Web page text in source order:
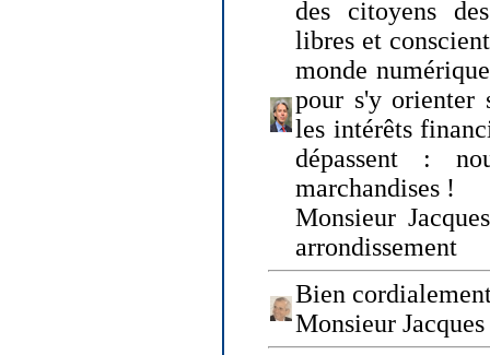
des citoyens
libres et
monde
pour s'y orienter
les intérêts
dépassent :
marchandises !
Monsieur
arrondissement
Bien
Monsieur